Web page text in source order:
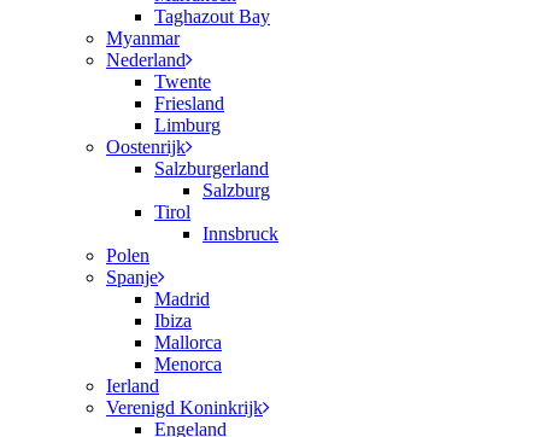
Taghazout Bay
Myanmar
Nederland
Twente
Friesland
Limburg
Oostenrijk
Salzburgerland
Salzburg
Tirol
Innsbruck
Polen
Spanje
Madrid
Ibiza
Mallorca
Menorca
Ierland
Verenigd Koninkrijk
Engeland